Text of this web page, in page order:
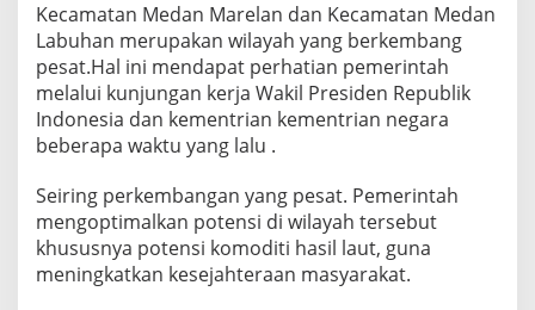
n
g
P
e
c
o
t
o
h
a
n
Kecamatan Medan Marelan dan Kecamatan Medan
Labuhan merupakan wilayah yang berkembang
pesat.Hal ini mendapat perhatian pemerintah
melalui kunjungan kerja Wakil Presiden Republik
Indonesia dan kementrian kementrian negara
beberapa waktu yang lalu .
Seiring perkembangan yang pesat. Pemerintah
mengoptimalkan potensi di wilayah tersebut
khususnya potensi komoditi hasil laut, guna
meningkatkan kesejahteraan masyarakat.